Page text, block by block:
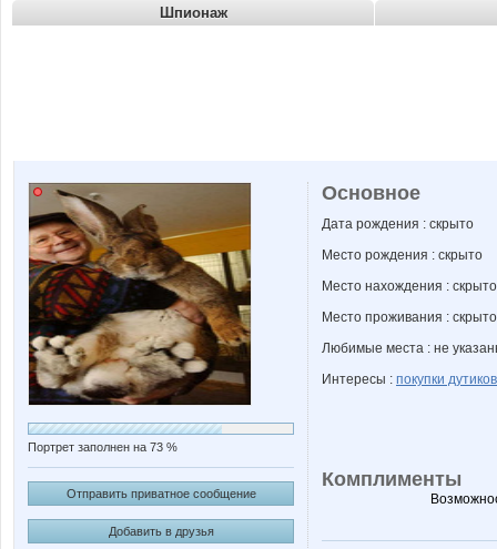
Шпионаж
Портрет заполнен на 73 %
Отправить приватное сообщение
Добавить в друзья
Основное
Дата рождения : скрыто
Место рождения : скрыто
Место нахождения : скрыто
Место проживания : скрыто
Любимые места : не
Интересы : покупки дутиков
Комплименты